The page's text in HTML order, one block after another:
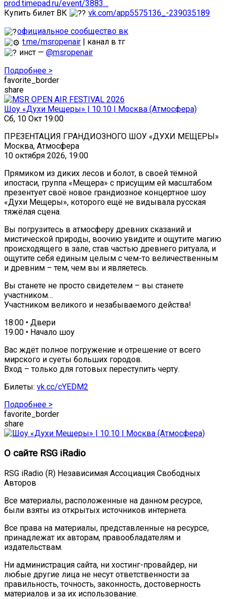
prod.timepad.ru/event/3883…
Купить билет ВК
vk.com/app5575136_-239035189
официальное сообщество вк
t.me/msropenair | канал в тг
инст —@msropenair
Подробнее >
favorite_border
share
Шоу «Духи Мещеры» | 10.10 | Москва (Атмосфера)
Сб, 10 Окт 19:00
ПРЕЗЕНТАЦИЯ ГРАНДИОЗНОГО ШОУ «ДУХИ МЕЩЕРЫ»
Москва, Атмосфера
10 октября 2026, 19:00
Прямиком из диких лесов и болот, в своей тёмной
ипостаси, группа «Мещера» с присущим ей масштабом
презентует своё новое грандиозное концертное шоу
«Духи Мещеры», которого ещё не видывала русская
тяжёлая сцена.
Вы погрузитесь в атмосферу древних сказаний и
мистической природы, воочию увидите и ощутите магию
происходящего в зале, став частью древнего ритуала, и
ощутите себя единым целым с чем-то величественным
и древним – тем, чем вы и являетесь.
Вы станете не просто свидетелем – вы станете
участником…
Участником великого и незабываемого действа!
18:00 • Двери
19.00 • Начало шоу
Вас ждёт полное погружение и отрешение от всего
мирского и суеты больших городов.
Вход – только для готовых переступить черту.
Билеты: vk.cc/cYEDM2
Подробнее >
favorite_border
share
О сайте RSG iRadio
RSG iRadio (R) Независимая Ассоциация Свободных
Авторов
Все материалы, расположенные на данном ресурсе,
были взяты из открытых источников интернета.
Все права на материалы, представленные на ресурсе,
принадлежат их авторам, правообладателям и
издательствам.
Ни администрация сайта, ни хостинг-провайдер, ни
любые другие лица не несут ответственности за
правильность, точность, законность, достоверность
материалов и за их использование.